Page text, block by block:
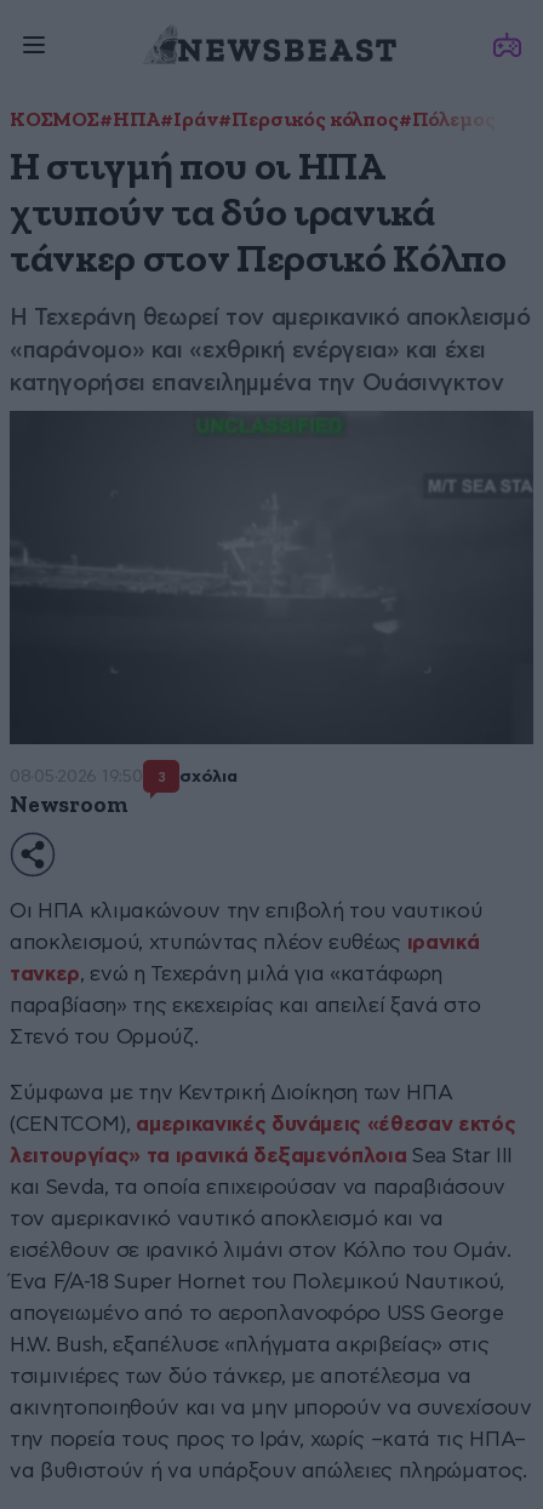
ΚΟΣΜΟΣ#ΗΠΑ#Ιράν#Περσικός κόλπος#Πόλεμος
Η στιγμή που οι ΗΠΑ
χτυπούν τα δύο ιρανικά
τάνκερ στον Περσικό Κόλπο
Η Τεχεράνη θεωρεί τον αμερικανικό αποκλεισμό
«παράνομο» και «εχθρική ενέργεια» και έχει
κατηγορήσει επανειλημμένα την Ουάσινγκτον
08·05·2026 19:50 3 σχόλια
Newsroom
Οι ΗΠΑ κλιμακώνουν την επιβολή του ναυτικού
αποκλεισμού, χτυπώντας πλέον ευθέως ιρανικά
τανκερ, ενώ η Τεχεράνη μιλά για «κατάφωρη
παραβίαση» της εκεχειρίας και απειλεί ξανά στο
Στενό του Ορμούζ.
Σύμφωνα με την Κεντρική Διοίκηση των ΗΠΑ
(CENTCOM), αμερικανικές δυνάμεις «έθεσαν εκτός
λειτουργίας» τα ιρανικά δεξαμενόπλοια Sea Star III
και Sevda, τα οποία επιχειρούσαν να παραβιάσουν
τον αμερικανικό ναυτικό αποκλεισμό και να
εισέλθουν σε ιρανικό λιμάνι στον Κόλπο του Ομάν.
Ένα F/A-18 Super Hornet του Πολεμικού Ναυτικού,
απογειωμένο από το αεροπλανοφόρο USS George
H.W. Bush, εξαπέλυσε «πλήγματα ακριβείας» στις
τσιμινιέρες των δύο τάνκερ, με αποτέλεσμα να
ακινητοποιηθούν και να μην μπορούν να συνεχίσουν
την πορεία τους προς το Ιράν, χωρίς –κατά τις ΗΠΑ–
να βυθιστούν ή να υπάρξουν απώλειες πληρώματος.